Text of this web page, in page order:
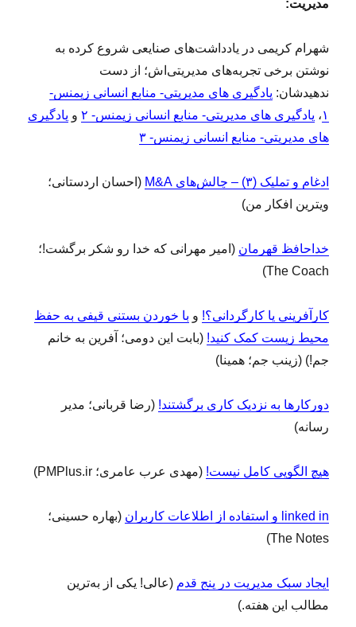
مدیریت:
شهرام کریمی در یادداشت‌های صنایعی شروع کرده به
نوشتن برخی تجربه‌های مدیریتی‌اش؛ از دست
ندهیدشان: یادگیری های مدیریتی- منابع انسانی زیمنس-
۱، یادگیری های مدیریتی- منابع انسانی زیمنس- ۲ و یادگیری
های مدیریتی- منابع انسانی زیمنس- ۳
ادغام و تملیک (۳) – چالش‌های M&A
(احسان اردستانی؛
ویترین افکار من)
خداحافظ قهرمان (امیر مهرانی که خدا رو شکر برگشت!؛
The Coach)
کارآفرینی یا کارگردانی؟! و با خوردن بستنی قیفی به حفظ
محیط زیست کمک کنید! (بابت این دومی؛ آفرین به خانم
جم!) (زینب جم؛ همینا)
دورکارها به نزدیک کاری برگشتند! (رضا قربانی؛ مدیر
رسانه)
هیچ الگویی کامل نیست! (مهدی عرب عامری؛ PMPlus.ir)
linked in و استفاده از اطلاعات کاربران
(بهاره حسینی؛
The Notes)
ایجاد سبک مدیریت در پنج قدم (عالی! یکی از به‌ترین
مطالب این هفته.)